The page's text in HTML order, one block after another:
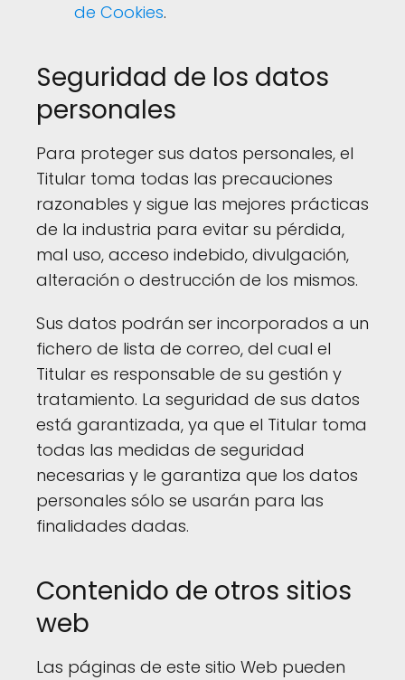
de Cookies.
Seguridad de los datos
personales
Para proteger sus datos personales, el
Titular toma todas las precauciones
razonables y sigue las mejores prácticas
de la industria para evitar su pérdida,
mal uso, acceso indebido, divulgación,
alteración o destrucción de los mismos.
Sus datos podrán ser incorporados a un
fichero de lista de correo, del cual el
Titular es responsable de su gestión y
tratamiento. La seguridad de sus datos
está garantizada, ya que el Titular toma
todas las medidas de seguridad
necesarias y le garantiza que los datos
personales sólo se usarán para las
finalidades dadas.
Contenido de otros sitios
web
Las páginas de este sitio Web pueden